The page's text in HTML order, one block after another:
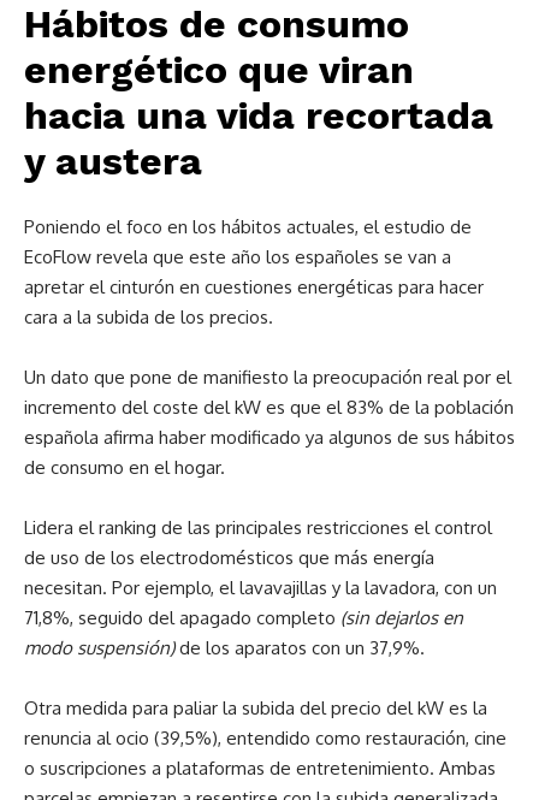
Hábitos de consumo
energético que viran
hacia una vida recortada
y austera
Poniendo el foco en los hábitos actuales, el estudio de
EcoFlow revela que este año los españoles se van a
apretar el cinturón en cuestiones energéticas para hacer
cara a la subida de los precios.
Un dato que pone de manifiesto la preocupación real por el
incremento del coste del kW es que el 83% de la población
española afirma haber modificado ya algunos de sus hábitos
de consumo en el hogar.
Lidera el ranking de las principales restricciones el control
de uso de los electrodomésticos que más energía
necesitan. Por ejemplo, el lavavajillas y la lavadora, con un
71,8%, seguido del apagado completo (sin dejarlos en
modo suspensión)de los aparatos con un 37,9%.
Otra medida para paliar la subida del precio del kW es la
renuncia al ocio (39,5%), entendido como restauración, cine
o suscripciones a plataformas de entretenimiento. Ambas